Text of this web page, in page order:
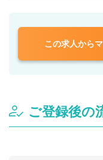
この求人から
ご登録後の